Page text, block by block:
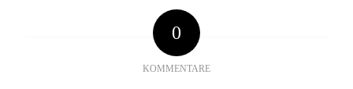
0
KOMMENTARE